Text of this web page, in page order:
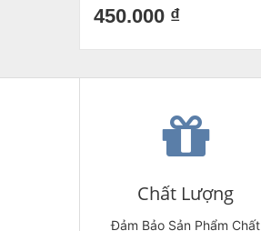
450.000 ₫
Chất Lượng
Đảm Bảo Sản Phẩm Chất